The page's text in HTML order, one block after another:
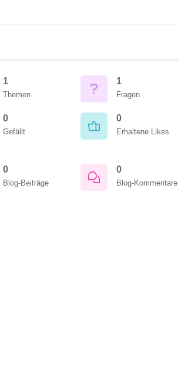
1
Themen
1
Fragen
0
Gefällt
0
Erhaltene Likes
0
Blog-Beiträge
0
Blog-Kommentare